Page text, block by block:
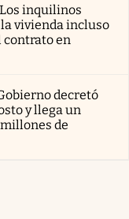
inquilinos
vivienda incluso
contrato en
decretó
y llega un
de